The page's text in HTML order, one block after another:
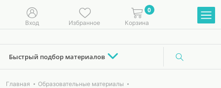
Вход Избранное
0
Корзина
Быстрый подбор материалов
Главная
Образовательные материалы